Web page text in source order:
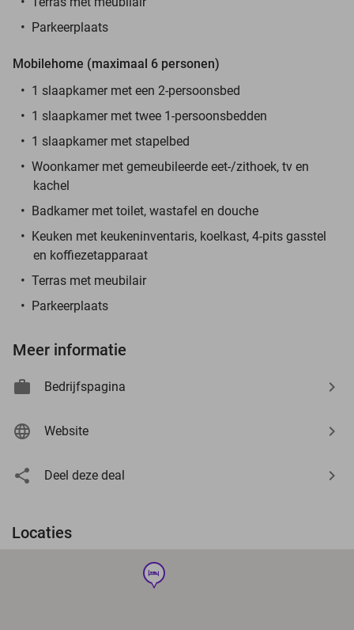
Parkeerplaats
Mobilehome (maximaal 6 personen)
1 slaapkamer met een 2-persoonsbed
1 slaapkamer met twee 1-persoonsbedden
1 slaapkamer met stapelbed
Woonkamer met gemeubileerde eet-/zithoek, tv en
kachel
Badkamer met toilet, wastafel en douche
Keuken met keukeninventaris, koelkast, 4-pits gasstel
en koffiezetapparaat
Terras met meubilair
Parkeerplaats
Meer informatie
Bedrijfspagina
Website
Deel deze deal
Locaties
hotel